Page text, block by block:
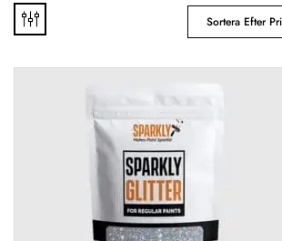
Sortera Efter